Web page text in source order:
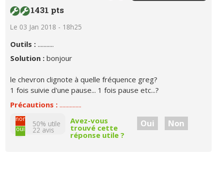
1431 pts
Le 03 Jan 2018 - 18h25
Outils : ...........
Solution :bonjour
le chevron clignote à quelle fréquence greg?
1 fois suivie d'une pause... 1 fois pause etc...?
Précautions : ...............
non
oui
50% utile
22 avis
Avez-vous
trouvé cette
réponse utile ?
Oui Non